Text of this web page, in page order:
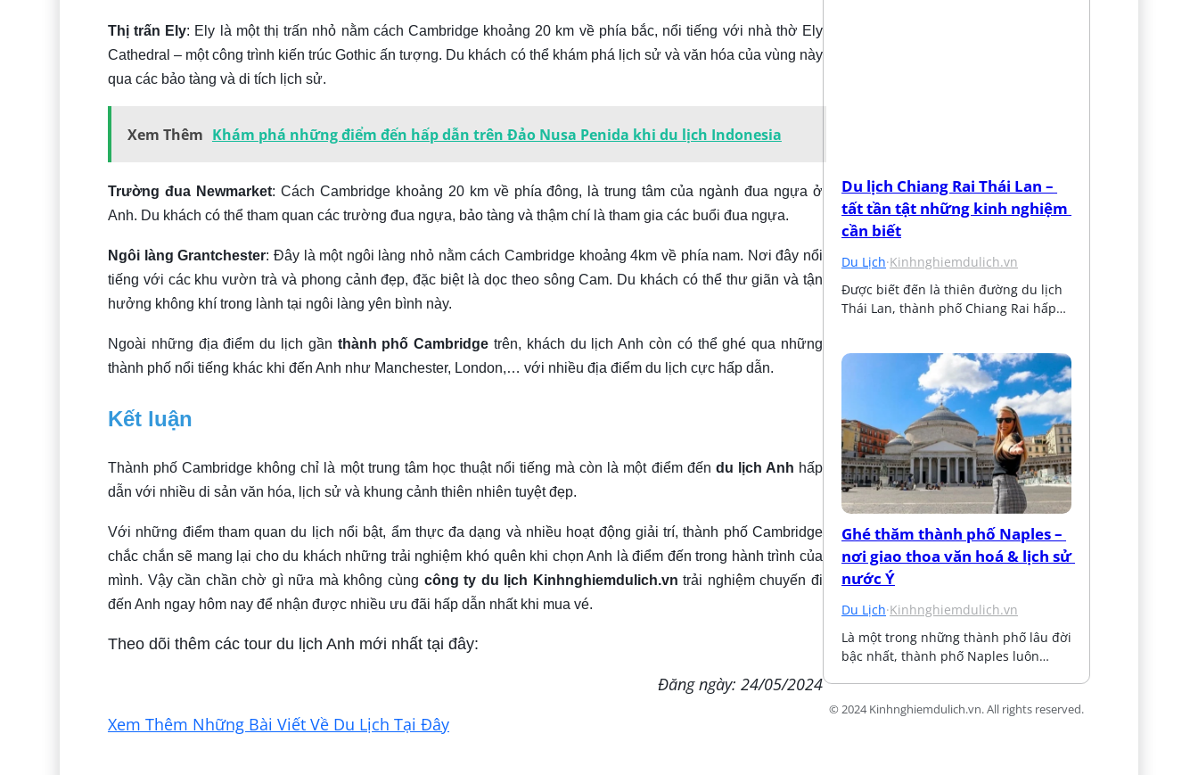
Thị trấn Ely: Ely là một thị trấn nhỏ nằm cách Cambridge khoảng 20 km về phía bắc, nổi tiếng với nhà thờ Ely
Cathedral – một công trình kiến trúc Gothic ấn tượng. Du khách có thể khám phá lịch sử và văn hóa của vùng này
qua các bảo tàng và di tích lịch sử.
Xem Thêm Khám phá những điểm đến hấp dẫn trên Đảo Nusa Penida khi du lịch Indonesia
Trường đua Newmarket: Cách Cambridge khoảng 20 km về phía đông, là trung tâm của ngành đua ngựa ở
Anh. Du khách có thể tham quan các trường đua ngựa, bảo tàng và thậm chí là tham gia các buổi đua ngựa.
Ngôi làng Grantchester: Đây là một ngôi làng nhỏ nằm cách Cambridge khoảng 4km về phía nam. Nơi đây nổi
tiếng với các khu vườn trà và phong cảnh đẹp, đặc biệt là dọc theo sông Cam. Du khách có thể thư giãn và tận
hưởng không khí trong lành tại ngôi làng yên bình này.
Ngoài những địa điểm du lịch gần thành phố Cambridge trên, khách du lịch Anh còn có thể ghé qua những
thành phố nổi tiếng khác khi đến Anh như Manchester, London,… với nhiều địa điểm du lịch cực hấp dẫn.
Kết luận
Thành phố Cambridge không chỉ là một trung tâm học thuật nổi tiếng mà còn là một điểm đến du lịch Anh hấp
dẫn với nhiều di sản văn hóa, lịch sử và khung cảnh thiên nhiên tuyệt đẹp.
Với những điểm tham quan du lịch nổi bật, ẩm thực đa dạng và nhiều hoạt động giải trí, thành phố Cambridge
chắc chắn sẽ mang lại cho du khách những trải nghiệm khó quên khi chọn Anh là điểm đến trong hành trình của
mình. Vậy cần chần chờ gì nữa mà không cùng công ty du lịch Kinhnghiemdulich.vn trải nghiệm chuyến đi
đến Anh ngay hôm nay để nhận được nhiều ưu đãi hấp dẫn nhất khi mua vé.
Theo dõi thêm các tour du lịch Anh mới nhất tại đây:
Đăng ngày: 24/05/2024
Xem Thêm Những Bài Viết Về Du Lịch Tại Đây
Du lịch Chiang Rai Thái Lan –
tất tần tật những kinh nghiệm
cần biết
Du Lịch·Kinhnghiemdulich.vn
Được biết đến là thiên đường du lịch
Thái Lan, thành phố Chiang Rai hấp…
Ghé thăm thành phố Naples –
nơi giao thoa văn hoá & lịch sử
nước Ý
Du Lịch·Kinhnghiemdulich.vn
Là một trong những thành phố lâu đời
bậc nhất, thành phố Naples luôn…
© 2024 Kinhnghiemdulich.vn. All rights reserved.